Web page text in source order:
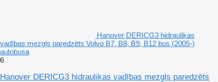
Hanover DERICG3 hidraulikas
vadības mezgls paredzēts Volvo B7, B8, B9, B12 bus (2005-)
autobusa
6
Hanover DERICG3 hidraulikas vadības mezgls paredzēts